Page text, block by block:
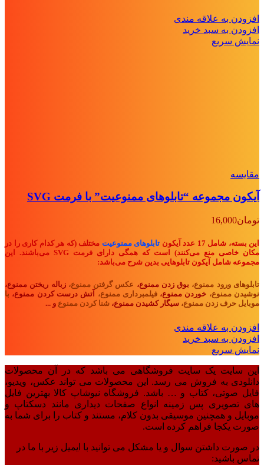
افزودن به علاقه مندی
افزودن به سبد خرید
نمایش سریع
مقايسه
آیکون مجموعه “تابلوهای ممنوعیت” با فرمت SVG
تومان16,000
این بسته، شامل 17 عدد آیکون تابلوهای ممنوعیت مختلف (که هر کدام کاری را در
مکان خاصی منع می‌کنند) است که همگی دارای فرمت SVG می‌باشند. این
مجموعه شامل آیکون تابلوهایی بدین شرح می‌باشد:
تابلوهای ورود ممنوع، بوق زدن ممنوع، عکس گرفتن ممنوع، زباله ریختن ممنوع،
نوشیدن ممنوع، خوردن ممنوع،فیلمبرداری ممنوع، آتش درست کردن ممنوع، با
موبایل حرف زدن ممنوع، سیگار کشیدن ممنوع، شنا کردن ممنوع و ...
افزودن به علاقه مندی
افزودن به سبد خرید
نمایش سریع
این سایت یک سایت فروشگاهی می باشد که در آن محصولات
دانلودی به فروش می رسد. این محصولات می تواند عکس، ویدیو،
فایل صوتی، کتاب و … باشد. فروشگاه نیوشاپ کالا بهترین فایل
های تصویری پس زمینه انواع صفحات دیداری مانند دسکتاپ و
موبایل و همچنین موسیقی بدون کلام، مستند و کتاب را برای شما به
صورت یکجا فراهم کرده است.
در صورت داشتن سوال و یا مشکل می توانید با ایمیل زیر با ما در
تماس باشید: